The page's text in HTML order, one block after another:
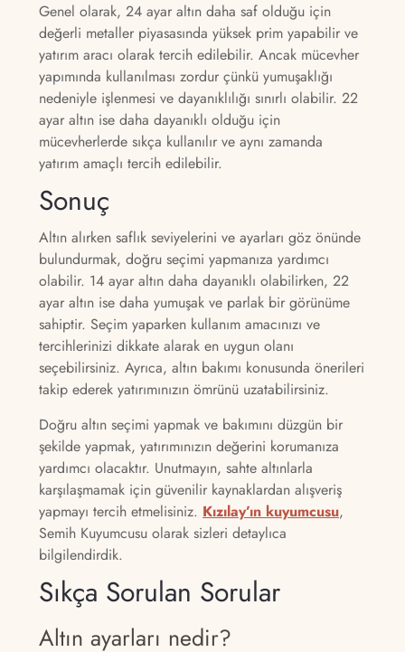
Genel olarak, 24 ayar altın daha saf olduğu için
değerli metaller piyasasında yüksek prim yapabilir ve
yatırım aracı olarak tercih edilebilir. Ancak mücevher
yapımında kullanılması zordur çünkü yumuşaklığı
nedeniyle işlenmesi ve dayanıklılığı sınırlı olabilir. 22
ayar altın ise daha dayanıklı olduğu için
mücevherlerde sıkça kullanılır ve aynı zamanda
yatırım amaçlı tercih edilebilir.
Sonuç
Altın alırken saflık seviyelerini ve ayarları göz önünde
bulundurmak, doğru seçimi yapmanıza yardımcı
olabilir. 14 ayar altın daha dayanıklı olabilirken, 22
ayar altın ise daha yumuşak ve parlak bir görünüme
sahiptir. Seçim yaparken kullanım amacınızı ve
tercihlerinizi dikkate alarak en uygun olanı
seçebilirsiniz. Ayrıca, altın bakımı konusunda önerileri
takip ederek yatırımınızın ömrünü uzatabilirsiniz.
Doğru altın seçimi yapmak ve bakımını düzgün bir
şekilde yapmak, yatırımınızın değerini korumanıza
yardımcı olacaktır. Unutmayın, sahte altınlarla
karşılaşmamak için güvenilir kaynaklardan alışveriş
yapmayı tercih etmelisiniz. Kızılay’ın kuyumcusu,
Semih Kuyumcusu olarak sizleri detaylıca
bilgilendirdik.
Sıkça Sorulan Sorular
Altın ayarları nedir?